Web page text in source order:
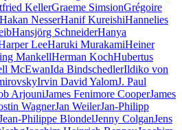
KellerGraeme SimsionGrégoire
Hakan NesserHanif KureishiHannelies
Hansjörg SchneiderHanya
LeeHaruki MurakamiHeiner
MankellHerman KochHubertus
McEwanIda BindschedlerIldiko von
Irvin David YalomJ. Paul
ArjouniJames Fenimore CooperJames
WagnerJan WeilerJan-Philipp
Philippe BlondelJenny ColganJens